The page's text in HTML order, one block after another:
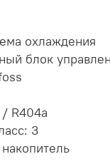
охлаждения
блок
/ R404a
3